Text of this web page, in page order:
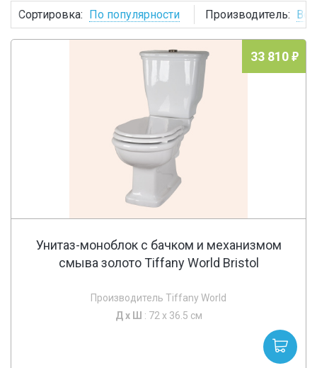
Сортировка: По популярности Производитель: Все
33 810
Унитаз-моноблок с бачком и механизмом
смыва золото Tiffany World Bristol
Производитель Tiffany World
Д х Ш : 72 x 36.5 см